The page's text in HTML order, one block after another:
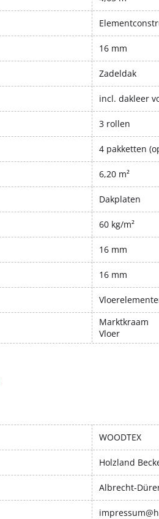
16 mm
Zadeldak
incl. dakleer
3 rollen
4 pakketten
6,20 m²
Dakplaten
60 kg/m²
16 mm
16 mm
Marktkraam
Vloer
WOODTEX
Holzland
Albrecht-